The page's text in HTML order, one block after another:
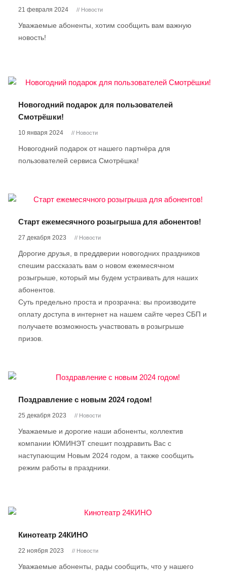
21 февраля 2024 // Новости
Уважаемые абоненты, хотим сообщить вам важную
новость!
Новогодний подарок для пользователей
Смотрёшки!
10 января 2024 // Новости
Новогодний подарок от нашего партнёра для
пользователей сервиса Смотрёшка!
Старт ежемесячного розыгрыша для абонентов!
27 декабря 2023 // Новости
Дорогие друзья, в преддверии новогодних праздников
спешим рассказать вам о новом ежемесячном
розыгрыше, который мы будем устраивать для наших
абонентов.
Суть предельно проста и прозрачна: вы производите
оплату доступа в интернет на нашем сайте через СБП и
получаете возможность участвовать в розыгрыше
призов.
Поздравление с новым 2024 годом!
25 декабря 2023 // Новости
Уважаемые и дорогие наши абоненты, коллектив
компании ЮМИНЭТ спешит поздравить Вас с
наступающим Новым 2024 годом, а также сообщить
режим работы в праздники.
Кинотеатр 24КИНО
22 ноября 2023 // Новости
Уважаемые абоненты, рады сообщить, что у нашего